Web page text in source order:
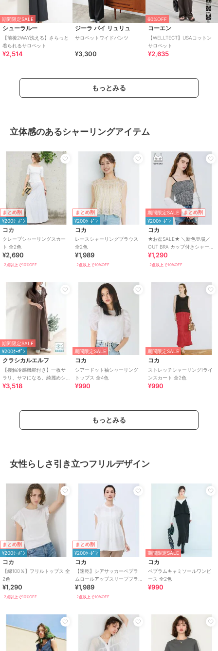
期間限定SALE
シューラルー
【前後2WAY洗える】さらっと
着られるサロペット
¥2,514
ジーラ バイ リュリュ
サロペットワイドパンツ
¥3,300
60%OFF
コーエン
【WELLTECT】USAコットン
サロペット
¥2,635
もっとみる
立体感のあるシャーリングアイテム
まとめ割
¥200ｸｰﾎﾟﾝ
コカ
クレープシャーリングスカー
ト 全2色
¥2,690
2点以上で10%OFF
まとめ割
¥200ｸｰﾎﾟﾝ
コカ
レースシャーリングブラウス
全2色
¥1,989
2点以上で10%OFF
期間限定SALE まとめ割
¥200ｸｰﾎﾟﾝ
コカ
★お盆SALE★ ＼新色登場／
OUT BRA カップ付きシャーリ
ングキャミ 全7色
¥1,290
2点以上で10%OFF
期間限定SALE
¥200ｸｰﾎﾟﾝ
クラシカルエルフ
【接触冷感機能付き】一枚サ
ラリ、サマになる。綺麗めシ
ャーリングリボンオールイン
¥3,518
期間限定SALE
コカ
シアードット袖シャーリング
トップス 全4色
¥990
期間限定SALE
コカ
ストレッチシャーリングIライ
ンスカート 全2色
¥990
もっとみる
女性らしさ引き立つフリルデザイン
まとめ割
¥200ｸｰﾎﾟﾝ
コカ
【綿100％】フリルトップス 全
2色
¥1,290
2点以上で10%OFF
まとめ割
¥200ｸｰﾎﾟﾝ
コカ
【速乾】シアサッカーペプラ
ムロールアップスリーブブラ
ウス 全2色
¥1,989
2点以上で10%OFF
期間限定SALE
コカ
ペプラムキャミソールワンピ
ース 全2色
¥990